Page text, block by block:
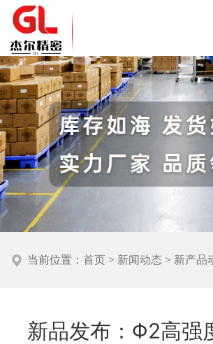
当前位置： 首页 > 新闻动态 > 新产品
新品发布：Φ2高强